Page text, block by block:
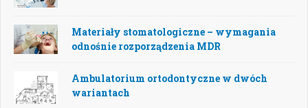
Materiały stomatologiczne – wymagania
odnośnie rozporządzenia MDR
Ambulatorium ortodontyczne w dwóch
wariantach